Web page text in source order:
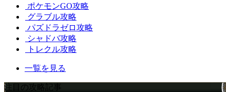
ポケモンGO攻略
グラブル攻略
パズドラゼロ攻略
シャドバ攻略
トレクル攻略
一覧を見る
注目の攻略記事